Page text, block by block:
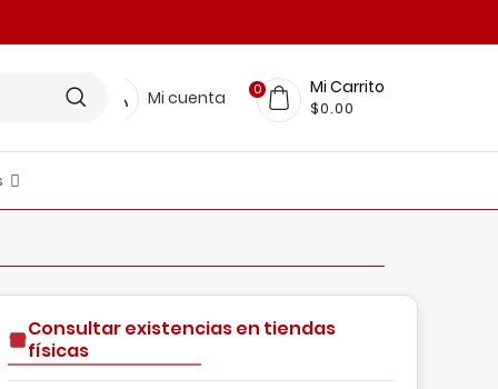
Mi cuenta Mi Carrito
0
$0.00
Consultar existencias en tiendas
físicas